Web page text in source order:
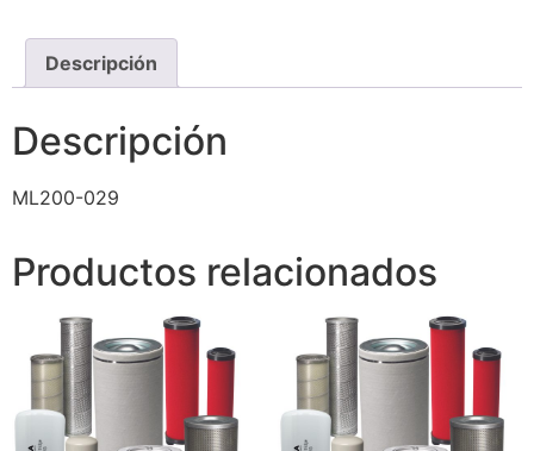
Descripción
Descripción
ML200-029
Productos relacionados